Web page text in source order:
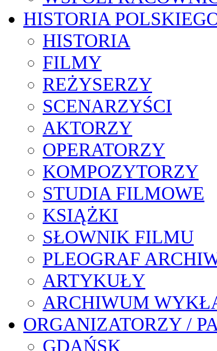
HISTORIA
HISTORIA
FILMY
REŻYSERZY
SCENARZYŚCI
AKTORZY
OPERATORZY
KOMPOZYTORZY
STUDIA FILMOWE
KSIĄŻKI
SŁOWNIK FILMU
PLEOGRAF
ARTYKUŁY
ARCHIWUM
ORGANIZATORZY /
GDAŃSK